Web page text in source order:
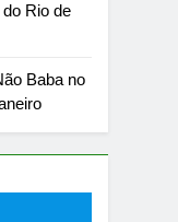
Rio de
Baba no